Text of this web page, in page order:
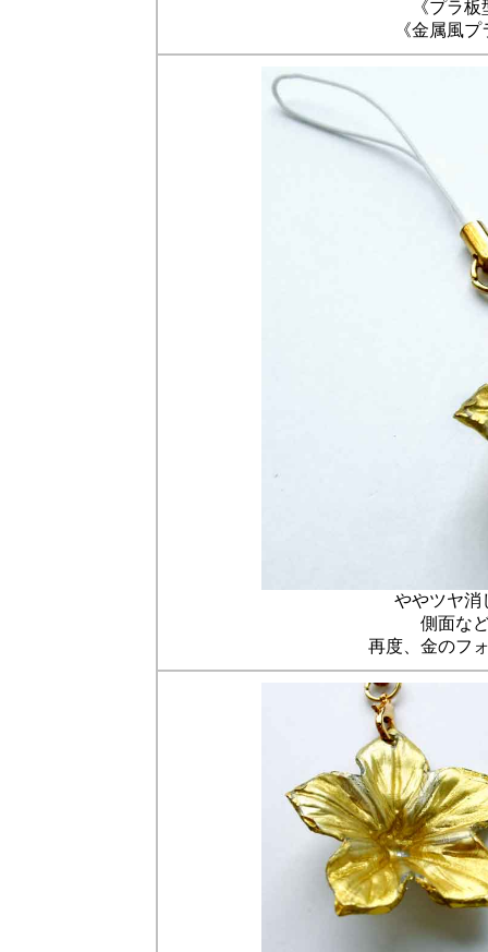
《プラ
《金属風
ややツヤ消
側面な
再度、金のフ